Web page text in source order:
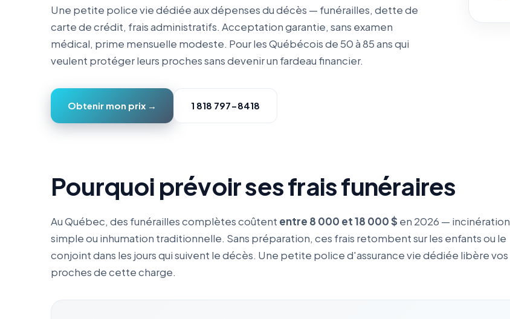
Une petite police vie dédiée aux dépenses du décès — funérailles, dette de
carte de crédit, frais administratifs. Acceptation garantie, sans examen
médical, prime mensuelle modeste. Pour les Québécois de 50 à 85 ans qui
veulent protéger leurs proches sans devenir un fardeau financier.
Obtenir mon prix → 1 818 797-8418
Pourquoi prévoir ses frais funéraires
Au Québec, des funérailles complètes coûtent entre 8 000 et 18 000 $ en 2026 — incinération
simple ou inhumation traditionnelle. Sans préparation, ces frais retombent sur les enfants ou le
conjoint dans les jours qui suivent le décès. Une petite police d'assurance vie dédiée libère vos
proches de cette charge.